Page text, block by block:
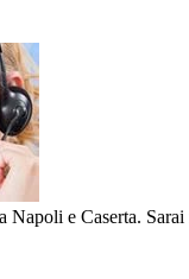
e Caserta. Sarai